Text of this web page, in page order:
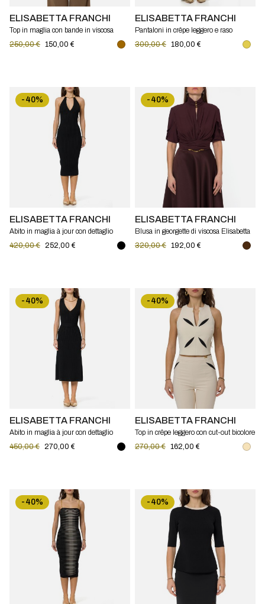
ELISABETTA FRANCHI
Top in maglia con bande in viscosa
lucida Elisabetta Franchi
250,00 € 150,00 €
ELISABETTA FRANCHI
Pantaloni in crêpe leggero e raso
Elisabetta Franchi
300,00 € 180,00 €
-40%
ELISABETTA FRANCHI
Abito in maglia à jour con dettaglio
420,00 € 252,00 €
-40%
ELISABETTA FRANCHI
Blusa in georgette di viscosa Elisabetta
320,00 € 192,00 €
-40%
ELISABETTA FRANCHI
Abito in maglia à jour con dettaglio
450,00 € 270,00 €
-40%
ELISABETTA FRANCHI
Top in crêpe leggero con cut-out bicolore
270,00 € 162,00 €
-40% -40%